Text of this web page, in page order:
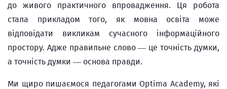
до живого практичного впровадження. Ця робота
стала прикладом того, як мовна освіта може
відповідати викликам сучасного інформаційного
простору. Адже правильне слово — це точність думки,
а точність думки — основа правди.
Ми щиро пишаємося педагогами Optima Academy, які